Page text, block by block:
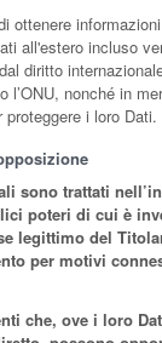
ottenere
all'estero incluso
diritto
l’ONU, nonché in
i loro Dati.
sono trattati
poteri di cui è
legittimo del
per motivi
che, ove i loro